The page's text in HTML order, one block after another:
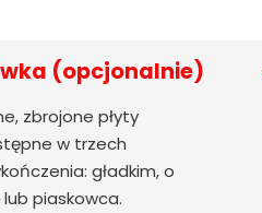
(opcjonalnie)
zbrojone płyty
w trzech
gładkim, o
piaskowca.